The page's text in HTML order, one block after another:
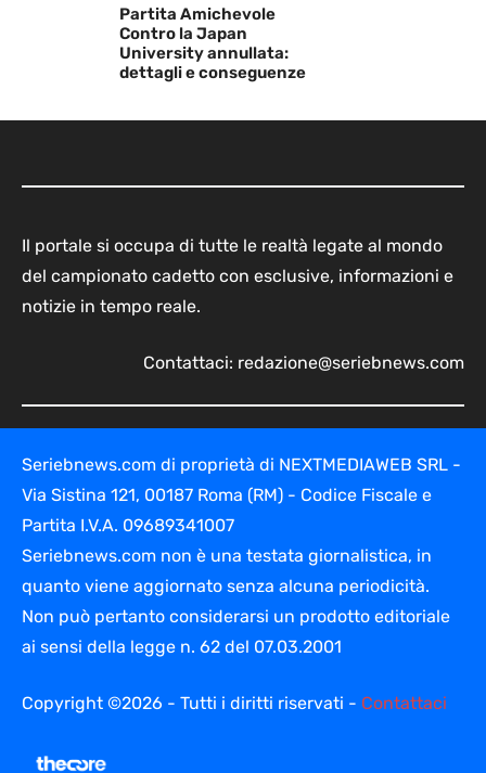
Partita Amichevole
Contro la Japan
University annullata:
dettagli e conseguenze
Il portale si occupa di tutte le realtà legate al mondo
del campionato cadetto con esclusive, informazioni e
notizie in tempo reale.
Contattaci: redazione@seriebnews.com
Seriebnews.com di proprietà di NEXTMEDIAWEB SRL -
Via Sistina 121, 00187 Roma (RM) - Codice Fiscale e
Partita I.V.A. 09689341007
Seriebnews.com non è una testata giornalistica, in
quanto viene aggiornato senza alcuna periodicità.
Non può pertanto considerarsi un prodotto editoriale
ai sensi della legge n. 62 del 07.03.2001
Copyright ©2026 - Tutti i diritti riservati - Contattaci